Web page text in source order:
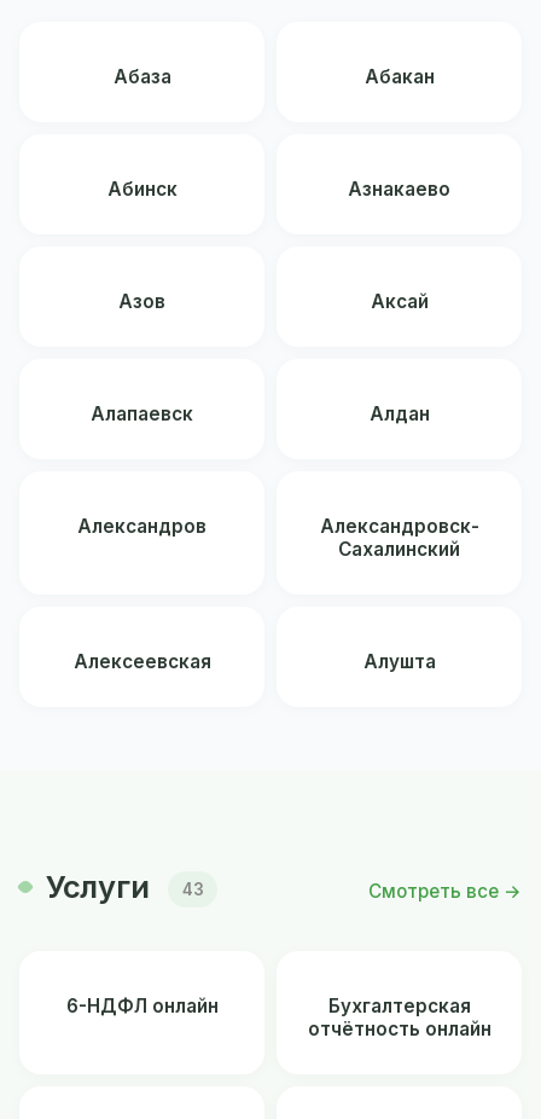
Абаза Абакан
Абинск Азнакаево
Азов Аксай
Алапаевск Алдан
Александров
Александровск-
Сахалинский
Алексеевская Алушта
Услуги 43 Смотреть все →
6-НДФЛ онлайн
Бухгалтерская
отчётность онлайн